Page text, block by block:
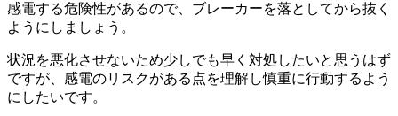
感電する危険性があるので、ブレーカーを落としてから抜く
ようにしましょう。
状況を悪化させないため少しでも早く対処したいと思うはず
ですが、感電のリスクがある点を理解し慎重に行動するよう
にしたいです。